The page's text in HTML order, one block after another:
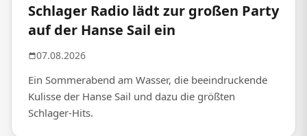
Schlager Radio lädt zur großen Party
auf der Hanse Sail ein
07.08.2026
Ein Sommerabend am Wasser, die beeindruckende
Kulisse der Hanse Sail und dazu die größten
Schlager-Hits.